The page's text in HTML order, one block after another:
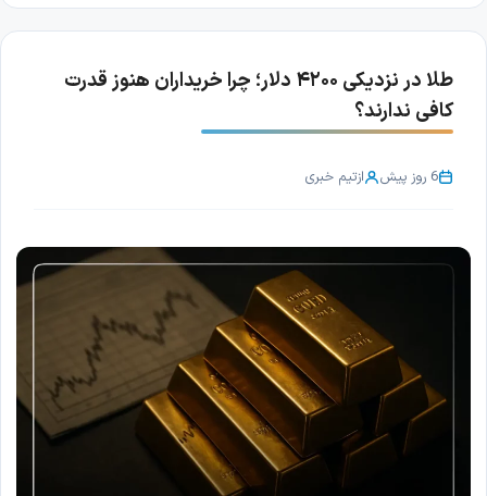
طلا در نزدیکی ۴۲۰۰ دلار؛ چرا خریداران هنوز قدرت
کافی ندارند؟
6 روز پیش ازتیم خبری